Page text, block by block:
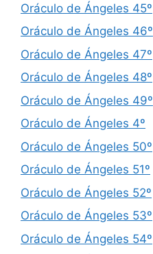
Oráculo de Ángeles 45º
Oráculo de Ángeles 46º
Oráculo de Ángeles 47º
Oráculo de Ángeles 48º
Oráculo de Ángeles 49º
Oráculo de Ángeles 4º
Oráculo de Ángeles 50º
Oráculo de Ángeles 51º
Oráculo de Ángeles 52º
Oráculo de Ángeles 53º
Oráculo de Ángeles 54º